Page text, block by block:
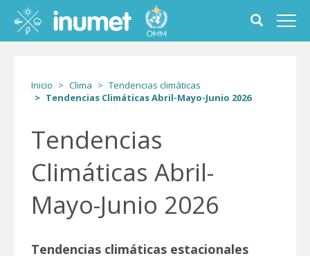
contenido
principal
Toggle
search
form
Inicio Clima
Tendencias climáticas
Tendencias Climáticas Abril-Mayo-Junio 2026
Tendencias
Climáticas Abril-
Mayo-Junio 2026
Tendencias climáticas estacionales